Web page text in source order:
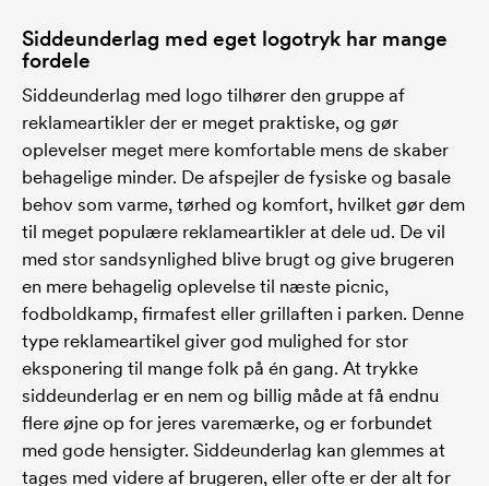
Siddeunderlag med eget logotryk har mange
fordele
Siddeunderlag med logo tilhører den gruppe af
reklameartikler der er meget praktiske, og gør
oplevelser meget mere komfortable mens de skaber
behagelige minder. De afspejler de fysiske og basale
behov som varme, tørhed og komfort, hvilket gør dem
til meget populære reklameartikler at dele ud. De vil
med stor sandsynlighed blive brugt og give brugeren
en mere behagelig oplevelse til næste picnic,
fodboldkamp, firmafest eller grillaften i parken. Denne
type reklameartikel giver god mulighed for stor
eksponering til mange folk på én gang. At trykke
siddeunderlag er en nem og billig måde at få endnu
flere øjne op for jeres varemærke, og er forbundet
med gode hensigter. Siddeunderlag kan glemmes at
tages med videre af brugeren, eller ofte er der alt for